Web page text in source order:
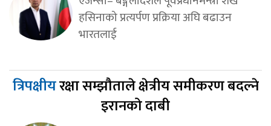
हसिनाको प्रत्यर्पण प्रक्रिया अघि बढाउन
भारतलाई
त्रिपक्षीयरक्षा सम्झौताले क्षेत्रीय समीकरण बदल्ने
इरानको दाबी